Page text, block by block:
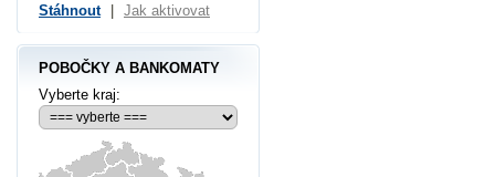
Stáhnout Jak aktivovat
POBOČKY A BANKOMATY
Vyberte kraj: